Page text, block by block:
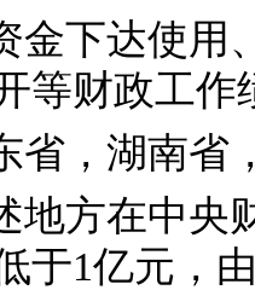
金下达使用
等财政工作
省，湖南省
地方在中央
于1亿元，